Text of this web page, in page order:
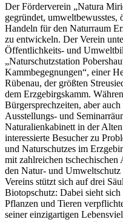
Der Förderverein „Natura
gegründet,
Handeln für den Naturraum
zu entwickeln. Der Verein
Öffentlichkeits- und
„Naturschutzstation
Kammbegegnungen“, einer
Rübenau, der größten
dem Erzgebirgskamm.
Bürgersprechzeiten, aber
Ausstellungs- und
Naturalienkabinett in der
interessierte Besucher zu
und Naturschutzes im
mit zahlreichen
den Natur- und
Vereins stützt sich auf drei
Biotopschutz: Dabei sieht
Pflanzen und Tieren
seiner einzigartigen